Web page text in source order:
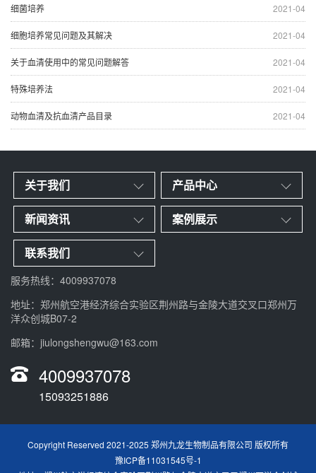
2021-04
细菌培养
2021-04
细胞培养常见问题及其解决
2021-04
关于血清使用中的常见问题解答
2021-04
特殊培养法
2021-04
动物血清及抗血清产品目录
关于我们 产品中心
新闻资讯 案例展示
联系我们
服务热线：4009937078
地址：郑州航空港经济综合实验区荆州路与金陵大道交叉口郑州万
洋众创城B07-2
邮箱：jiulongshengwu@163.com
4009937078
15093251886
Copyright Reserved 2021-2025 郑州九龙生物制品有限公司 版权所有
豫ICP备11031545号-1